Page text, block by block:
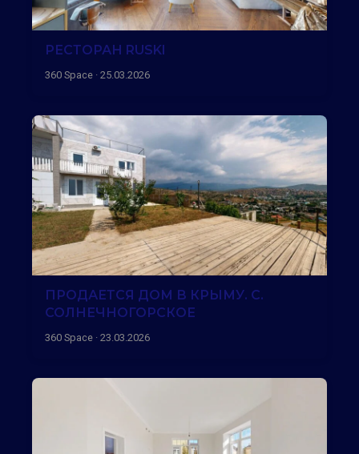
РЕСТОРАН RUSKI
360 Space · 25.03.2026
ПРОДАЕТСЯ ДОМ В КРЫМУ. С.
СОЛНЕЧНОГОРСКОЕ
360 Space · 23.03.2026